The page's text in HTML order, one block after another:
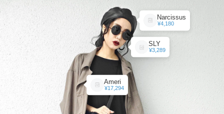
Narcissus
¥4,180
SLY
¥3,289
Ameri
¥17,294